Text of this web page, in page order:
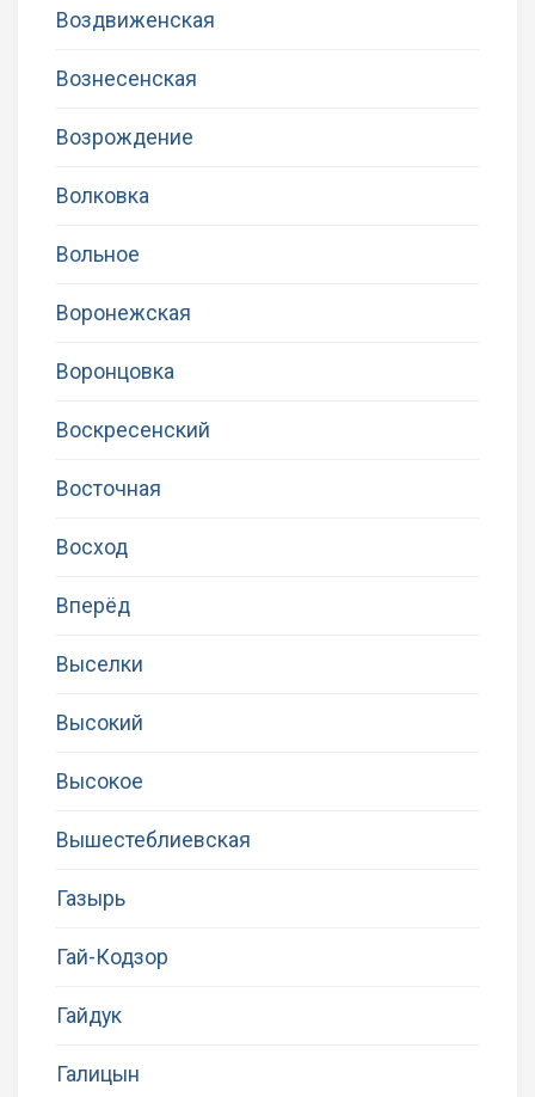
Воздвиженская
Вознесенская
Возрождение
Волковка
Вольное
Воронежская
Воронцовка
Воскресенский
Восточная
Восход
Вперёд
Выселки
Высокий
Высокое
Вышестеблиевская
Газырь
Гай-Кодзор
Гайдук
Галицын